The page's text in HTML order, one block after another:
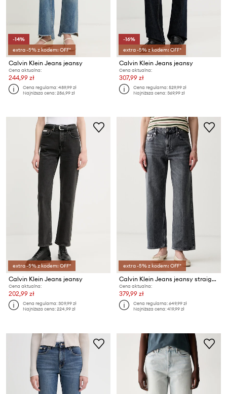
-14%
extra -5% z kodem: OFF*
Calvin Klein Jeans jeansy
Cena aktualna:
244,99 zł
Cena regularna:489,99 zł
Najniższa cena:286,99 zł
-16%
extra -5% z kodem: OFF*
Calvin Klein Jeans jeansy
Cena aktualna:
307,99 zł
Cena regularna:529,99 zł
Najniższa cena:369,99 zł
extra -5% z kodem: OFF*
Calvin Klein Jeans jeansy
Cena aktualna:
202,99 zł
Cena regularna:309,99 zł
Najniższa cena:224,99 zł
extra -5% z kodem: OFF*
Calvin Klein Jeans jeansy straight damskie
Cena aktualna:
379,99 zł
Cena regularna:649,99 zł
Najniższa cena:419,99 zł